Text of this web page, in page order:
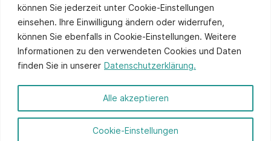
können Sie jederzeit unter Cookie-Einstellungen
einsehen. Ihre Einwilligung ändern oder widerrufen,
können Sie ebenfalls in Cookie-Einstellungen. Weitere
Informationen zu den verwendeten Cookies und Daten
finden Sie in unserer Datenschutzerklärung.
Cookie-Einstellungen
Alle akzeptieren
© 2026 ITCS - Website byaxtesys
Impressum